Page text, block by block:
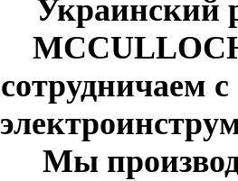
Украинский
сотрудничаем
Мы